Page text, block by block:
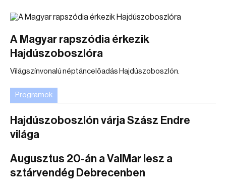
A Magyar rapszódia érkezik
Hajdúszoboszlóra
Világszínvonalú néptáncelőadás Hajdúszoboszlón.
Programok
Hajdúszoboszlón várja Szász Endre
világa
Augusztus 20-án a ValMar lesz a
sztárvendég Debrecenben